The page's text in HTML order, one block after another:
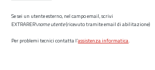
Se sei un utente esterno, nel campo email, scrivi
EXTRARER\nome utente(ricevuto tramite email di abilitazione)
Per problemi tecnici contatta l’assistenza informatica.